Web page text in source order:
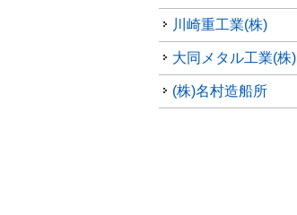
川崎重工業(株)
大同メタル工業(株)
(株)名村造船所